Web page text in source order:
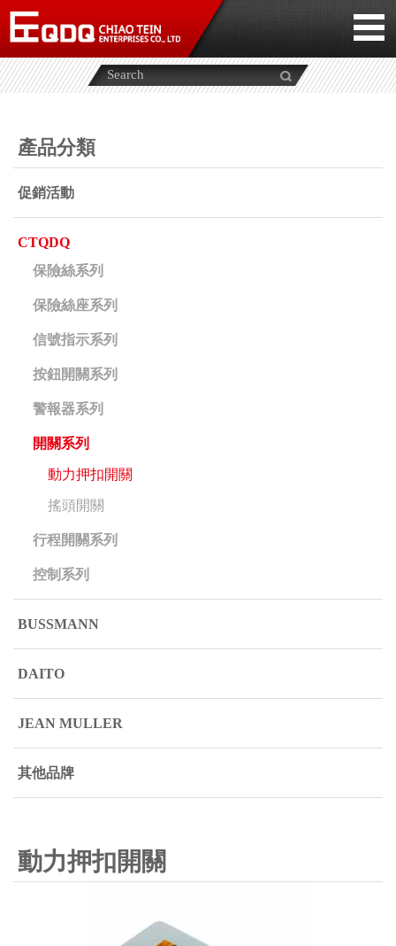
產品分類
促銷活動
CTQDQ
保險絲系列
保險絲座系列
信號指示系列
按鈕開關系列
警報器系列
開關系列
動力押扣開關
搖頭開關
行程開關系列
控制系列
BUSSMANN
DAITO
JEAN MULLER
其他品牌
動力押扣開關